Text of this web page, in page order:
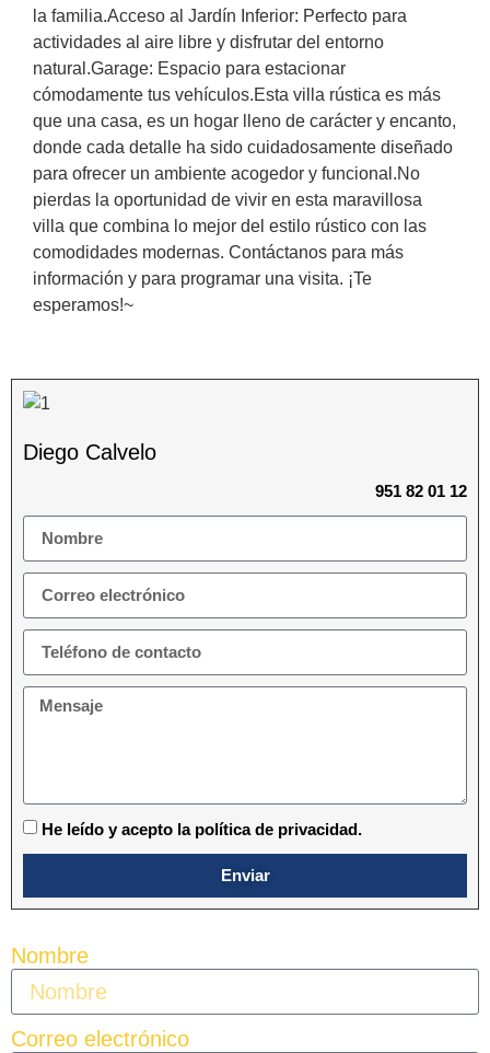
la familia.Acceso al Jardín Inferior: Perfecto para
actividades al aire libre y disfrutar del entorno
natural.Garage: Espacio para estacionar
cómodamente tus vehículos.Esta villa rústica es más
que una casa, es un hogar lleno de carácter y encanto,
donde cada detalle ha sido cuidadosamente diseñado
para ofrecer un ambiente acogedor y funcional.No
pierdas la ‌oportunidad ‌de ‌vivir ‌en esta ‌maravillosa
‌villa ‌que ‌combina ‌lo mejor ‌del estilo rústico con ‌las
‌comodidades modernas. ‌Contáctanos ‌para ‌más
información y ‌para ‌programar ‌una ‌visita. ‌¡Te
‌esperamos!~
Diego Calvelo
951 82 01 12
He leído y acepto la política de privacidad.
Enviar
Nombre
Correo electrónico